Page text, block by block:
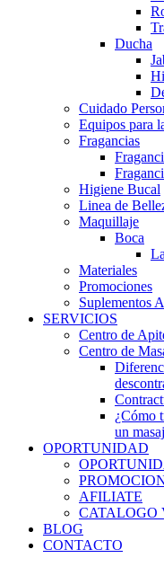
Ducha
Cuidado
Equipos para
Fragancias
Higiene Bucal
Linea de
Maquillaje
Boca
Materiales
Promociones
Suplementos
SERVICIOS
Centro de
Centro de
¿Cómo
un
OPORTUNIDAD
AFILIATE
CATALOGO
BLOG
CONTACTO